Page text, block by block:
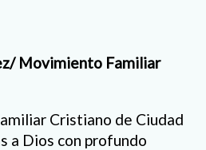
Movimiento Familiar
Cristiano de Ciudad
a Dios con profundo